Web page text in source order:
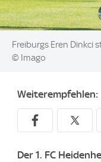
Image:
Freiburgs Eren Dinkci
© Imago
Weiterempfehlen:
Der 1. FC